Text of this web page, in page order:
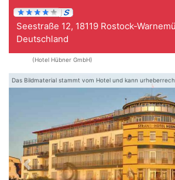
Seestraße 12, 18119 Rostock-
Deutschland
(Hotel Hübner GmbH)
Das Bildmaterial stammt vom Hotel und kann
Zurück